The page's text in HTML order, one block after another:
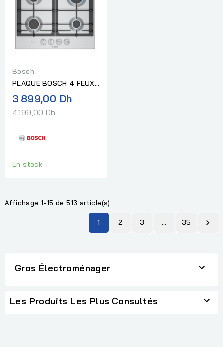
Bosch
PLAQUE BOSCH 4 FEUX
INOX GRILLES EN FONTE
3 899,00 DhPrix
4 199,00 Dh
En stock
Affichage 1-15 de 513 article(s)
1 2 3 … 35 
Gros Électroménager 
Les Produits Les Plus Consultés 